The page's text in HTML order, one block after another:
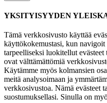
YKSITYISYYDEN
Tämä verkkosivusto käyttää
käyttökokemustasi, kun
tarpeelliseksi luokitellut evästeet
ovat välttämättömiä
Käytämme myös kolmansien
meitä analysoimaan ja
verkkosivustoa. Nämä evästeet
suostumuksellasi. Sinulla on